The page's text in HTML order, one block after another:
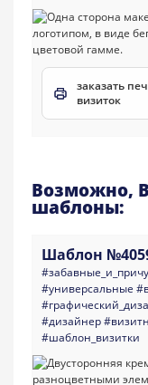
заказать
визиток
Возможно,
шаблоны:
Шаблон
#универсальные
#дизайнер
#шаблон_визитки